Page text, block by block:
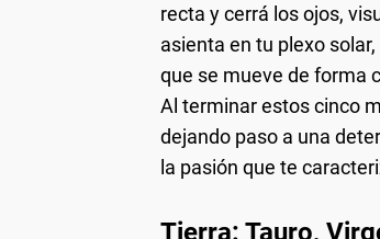
recta y cerrá los ojos,
asienta en tu plexo
que se mueve de forma
Al terminar estos cinco
dejando paso a una
la pasión que te
Tierra: Tauro,